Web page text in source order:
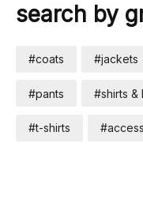
search by
#coats #jackets
#pants #shirts &
#t-shirts